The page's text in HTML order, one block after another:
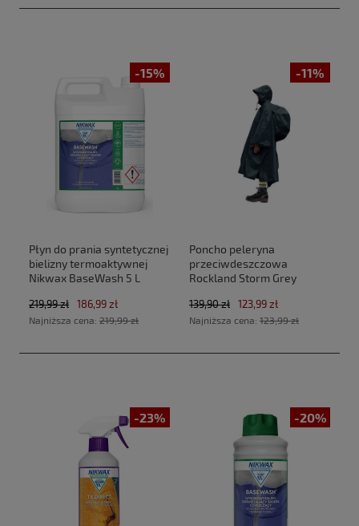
-15%
Płyn do prania syntetycznej
bielizny termoaktywnej
Nikwax BaseWash 5 L
219,99 zł 186,99 zł
Najniższa cena: 219,99 zł
-11%
Poncho peleryna
przeciwdeszczowa
Rockland Storm Grey
139,90 zł 123,99 zł
Najniższa cena: 123,99 zł
-23% -20%